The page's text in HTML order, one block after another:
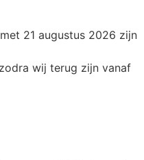
21 augustus 2026 zijn
wij terug zijn vanaf